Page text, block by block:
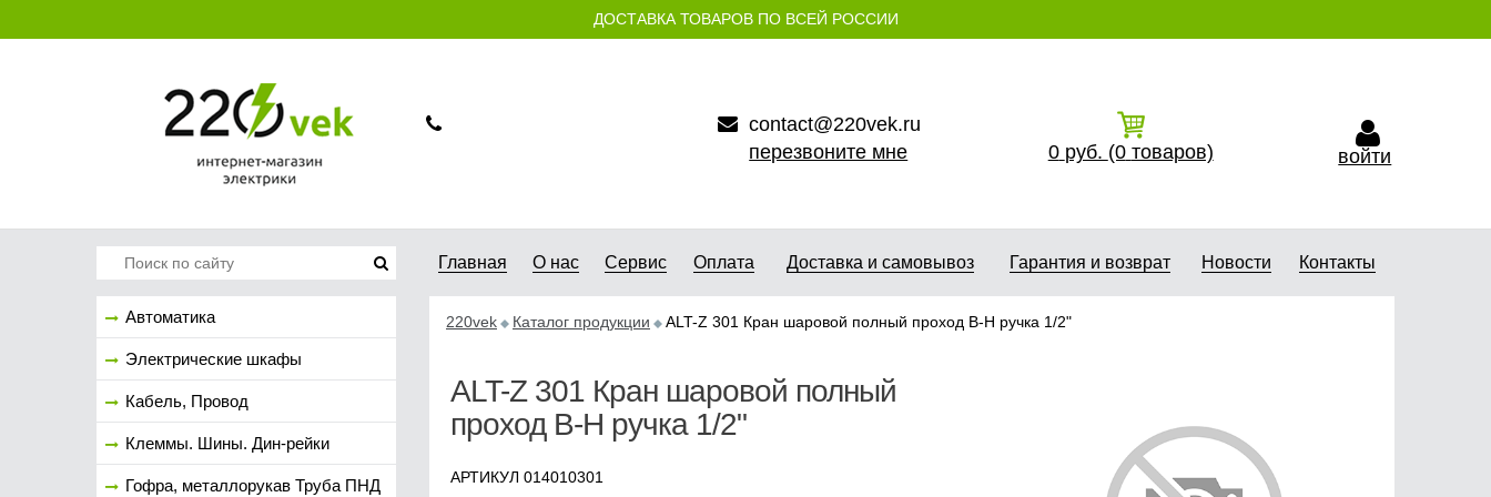
ДОСТАВКА ТОВАРОВ ПО ВСЕЙ РОССИИ
contact@220vek.ru
перезвоните мне
0 руб. (0 товаров) войти
Автоматика
Электрические шкафы
Кабель, Провод
Клеммы. Шины. Дин-рейки
Гофра, металлорукав Труба ПНД
Главная О нас Сервис Оплата Доставка и самовывоз Гарантия и возврат Новости Контакты
220vek Каталог продукции ALT-Z 301 Кран шаровой полный проход В-Н ручка 1/2"
ALT-Z 301 Кран шаровой полный
проход В-Н ручка 1/2"
АРТИКУЛ 014010301